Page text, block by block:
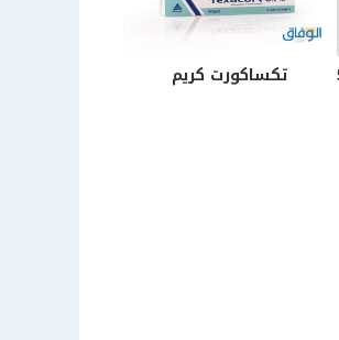
تكساكورت كريم